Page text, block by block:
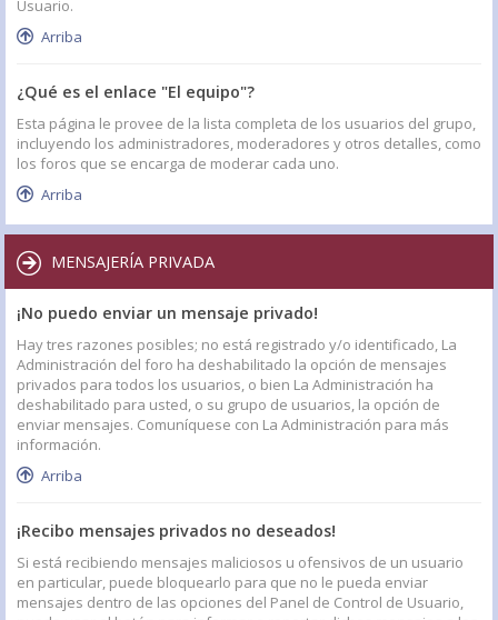
Usuario.
Arriba
¿Qué es el enlace "El equipo"?
Esta página le provee de la lista completa de los usuarios del grupo,
incluyendo los administradores, moderadores y otros detalles, como
los foros que se encarga de moderar cada uno.
Arriba
MENSAJERÍA PRIVADA
¡No puedo enviar un mensaje privado!
Hay tres razones posibles; no está registrado y/o identificado, La
Administración del foro ha deshabilitado la opción de mensajes
privados para todos los usuarios, o bien La Administración ha
deshabilitado para usted, o su grupo de usuarios, la opción de
enviar mensajes. Comuníquese con La Administración para más
información.
Arriba
¡Recibo mensajes privados no deseados!
Si está recibiendo mensajes maliciosos u ofensivos de un usuario
en particular, puede bloquearlo para que no le pueda enviar
mensajes dentro de las opciones del Panel de Control de Usuario,